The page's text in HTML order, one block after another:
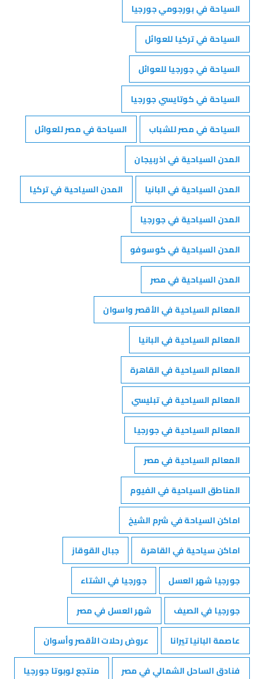
السياحة في بورجومي جورجيا
السياحة في تركيا للعوائل
السياحة في جورجيا للعوائل
السياحة في كوتايسي جورجيا
السياحة في مصر للشباب
السياحة في مصر للعوائل
المدن السياحية في اذربيجان
المدن السياحية في البانيا
المدن السياحية في تركيا
المدن السياحية في جورجيا
المدن السياحية في كوسوفو
المدن السياحية في مصر
المعالم السياحية في الأقصر واسوان
المعالم السياحية في البانيا
المعالم السياحية في القاهرة
المعالم السياحية في تبليسي
المعالم السياحية في جورجيا
المعالم السياحية في مصر
المناطق السياحية في الفيوم
اماكن السياحة في شرم الشيخ
اماكن سياحية في القاهرة
جبال القوقاز
جورجيا شهر العسل
جورجيا في الشتاء
جورجيا في الصيف
شهر العسل في مصر
عاصمة البانيا تيرانا
عروض رحلات الأقصر وأسوان
فنادق الساحل الشمالي في مصر
منتجع لوبوتا جورجيا